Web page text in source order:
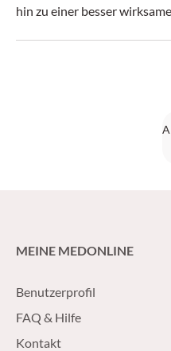
hin zu einer besser
MEINE MEDONLINE
Benutzerprofil
FAQ & Hilfe
Kontakt